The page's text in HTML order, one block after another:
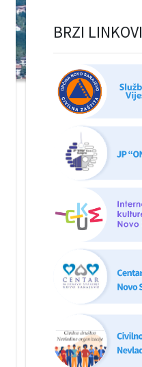
BRZI LINKOVI